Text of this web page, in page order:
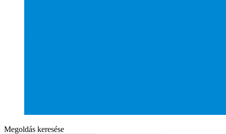
Megoldás keresése